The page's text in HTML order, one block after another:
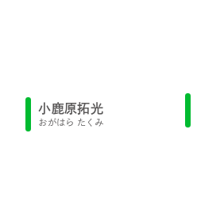
小鹿原拓光
おがはら たくみ